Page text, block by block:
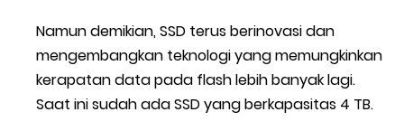
Namun demikian, SSD terus berinovasi dan
mengembangkan teknologi yang memungkinkan
kerapatan data pada flash lebih banyak lagi.
Saat ini sudah ada SSD yang berkapasitas 4 TB.